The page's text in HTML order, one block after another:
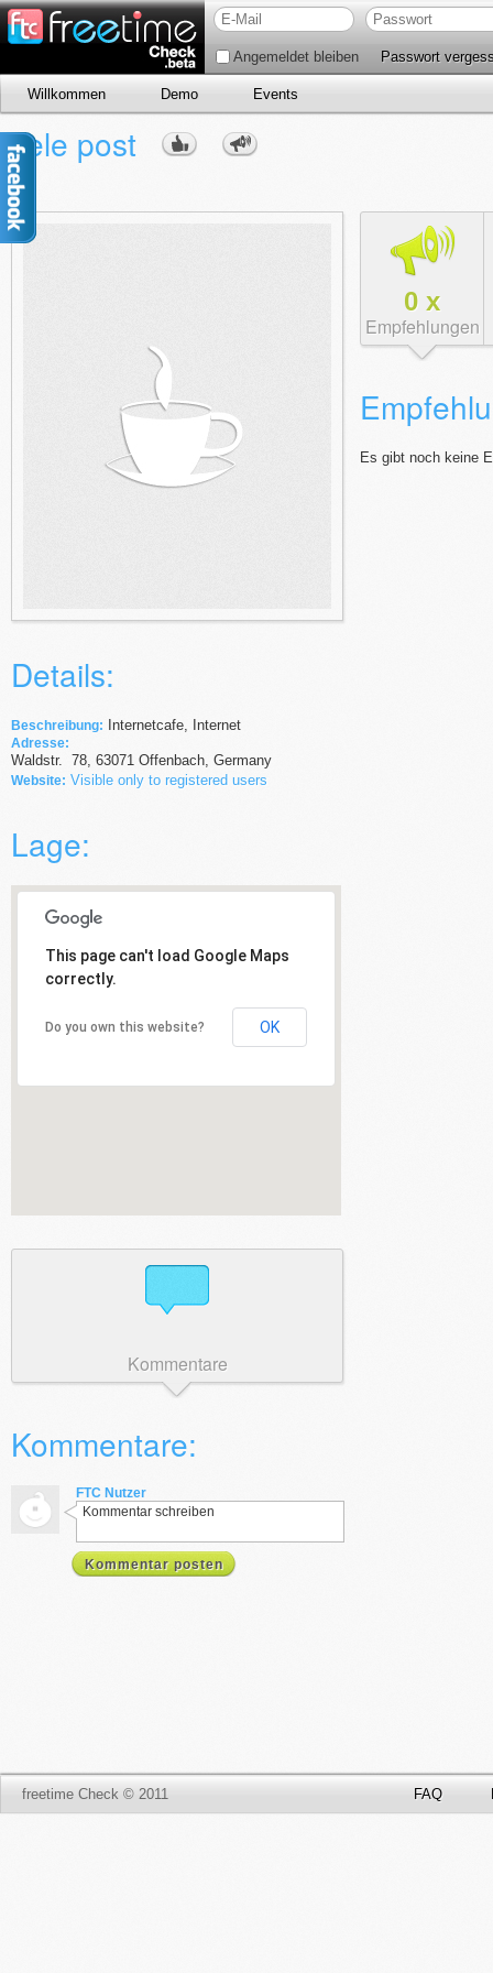
Angemeldet bleiben Passwort
Willkommen Demo Events
Tele post
Details:
Beschreibung: Internetcafe, Internet
Adresse:
Waldstr. 78, 63071 Offenbach, Germany
Website: Visible only to registered users
Lage:
This page can't load Google Maps
correctly.
Do you own this website? OK
Kommentare
Kommentare:
FTC Nutzer
Kommentar schreiben
Kommentar posten
0 x
Empfehlungen
Es gibt noch keine
freetime Check © 2011 FAQ